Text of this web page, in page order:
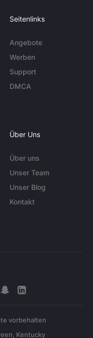
Seitenlinks
Angebote
Werben
Support
DMCA
Über Uns
Über uns
Unser Team
Unser Blog
Kontakt
vorbehalten